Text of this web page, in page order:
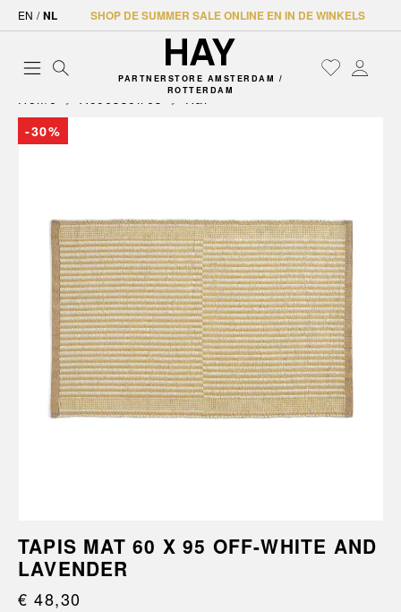
EN / NL SHOP DE SUMMER SALE ONLINE EN IN DE WINKELS
PARTNERSTORE AMSTERDAM /
ROTTERDAM
Home Accessoires
Hal
-30%
TAPIS MAT 60 X 95 OFF-WHITE AND
LAVENDER
€ 48,30